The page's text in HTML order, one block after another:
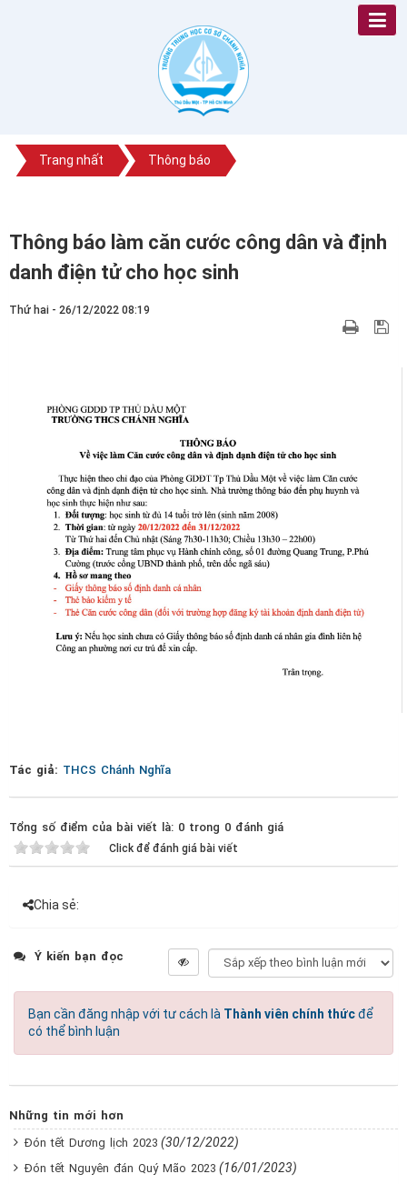
Trang nhất Thông báo
Thông báo làm căn cước công dân và định
danh điện tử cho học sinh
Thứ hai - 26/12/2022 08:19
Tác giả: THCS Chánh Nghĩa
Tổng số điểm của bài viết là: 0 trong 0 đánh giá
Click để đánh giá bài viết
Chia sẻ:
Ý kiến bạn đọc
Bạn cần đăng nhập với tư cách là Thành viên chính thứcđể
có thể bình luận
Những tin mới hơn
Đón tết Dương lịch 2023 (30/12/2022)
Đón tết Nguyên đán Quý Mão 2023 (16/01/2023)